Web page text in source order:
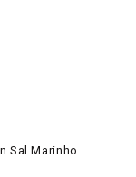
Sal Marinho